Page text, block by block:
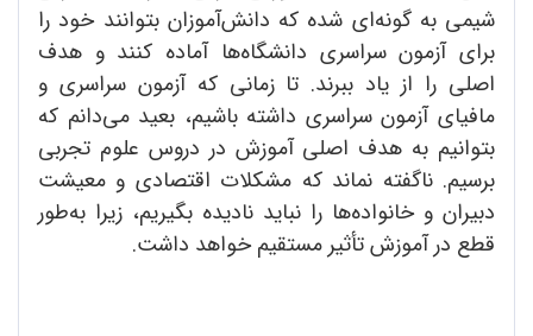
شیمی به گونه‌ای شده که دانش‌آموزان بتوانند خود را
برای آزمون سراسری دانشگاه‌ها آماده کنند و هدف
اصلی را از یاد ببرند. تا زمانی که آزمون سراسری و
مافیای آزمون سراسری داشته باشیم، بعید می‌دانم که
بتوانیم به هدف اصلی آموزش در دروس علوم تجربی
برسیم. ناگفته نماند که مشکلات اقتصادی و معیشت
دبیران و خانواده‌ها را نباید نادیده بگیریم، زیرا به‌طور
قطع در آموزش تأثیر مستقیم خواهد داشت.